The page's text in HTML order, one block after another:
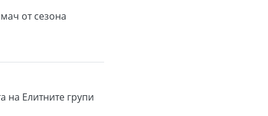
от сезона
на Елитните групи